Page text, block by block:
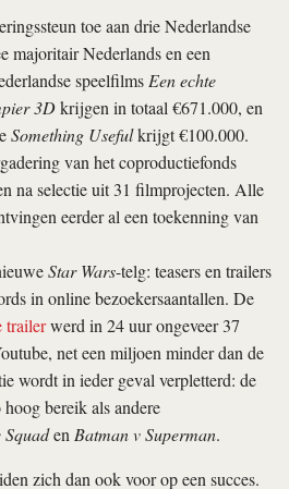
toe aan drie Nederlandse
majoritair Nederlands en een
speelfilmsEen echte
3Dkrijgen in totaal €671.000, en
Something Usefulkrijgt €100.000.
van het coproductiefonds
na selectie uit 31 filmprojecten. Alle
eerder al een toekenning van
Star Wars-telg: teasers en trailers
in online bezoekersaantallen. De
trailerwerd in 24 uur ongeveer 37
net een miljoen minder dan de
wordt in ieder geval verpletterd: de
bereik als andere
SquadenBatman v Superman.
zich dan ook voor op een succes.